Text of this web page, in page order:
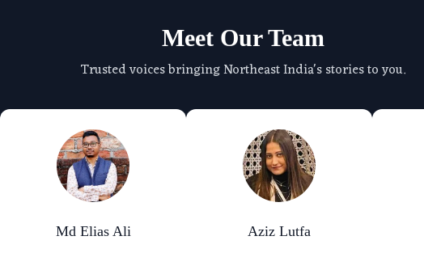
Meet Our Team
Trusted voices bringing Northeast India's stories to you.
Md Elias Ali Aziz Lutfa